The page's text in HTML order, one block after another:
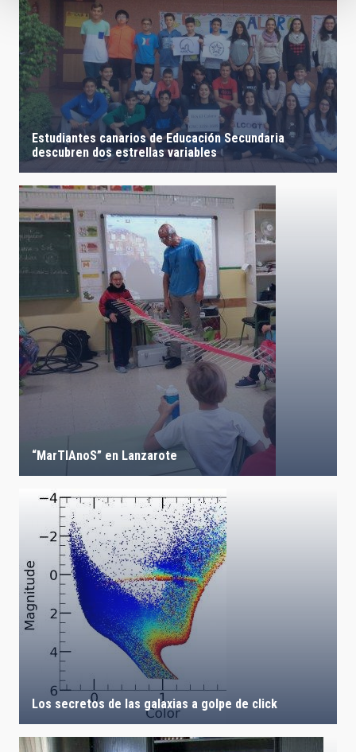
Estudiantes canarios de Educación Secundaria
descubren dos estrellas variables
“MarTIAnoS” en Lanzarote
Los secretos de las galaxias a golpe de click